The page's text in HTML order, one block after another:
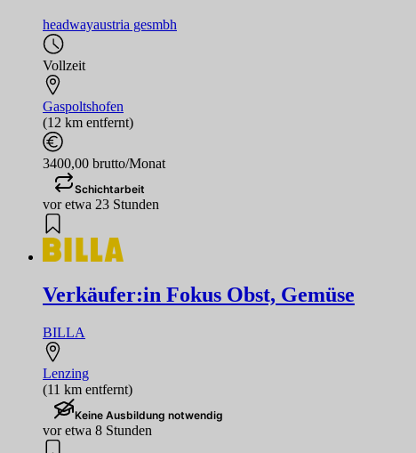
headwayaustria gesmbh
Vollzeit
Gaspoltshofen
(12 km entfernt)
3400,00 brutto/Monat
Schichtarbeit
vor etwa 23 Stunden
Verkäufer:in Fokus Obst, Gemüse
BILLA
Lenzing
(11 km entfernt)
Keine Ausbildung notwendig
vor etwa 8 Stunden